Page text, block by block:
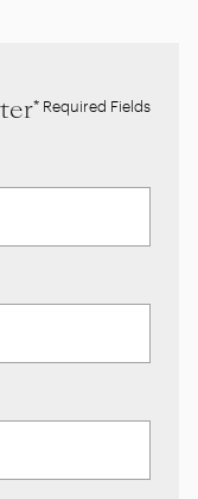
* Required Fields